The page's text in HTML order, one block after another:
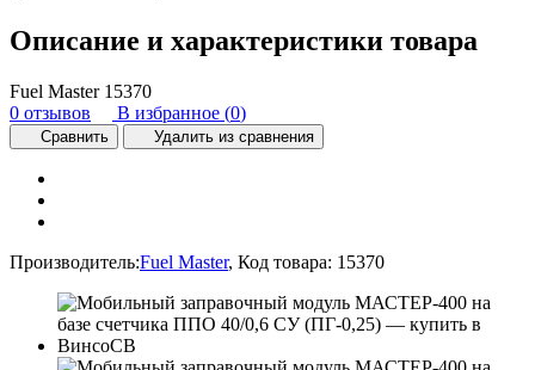
Описание и характеристики товара
Fuel Master 15370
0 отзывов
В избранное (0)
Сравнить Удалить из сравнения
Производитель:Fuel Master, Код товара: 15370